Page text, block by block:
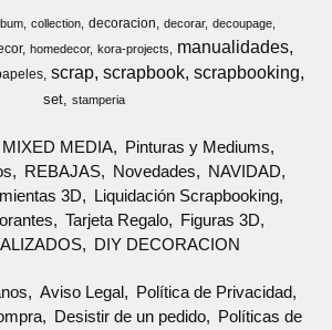
collection decoracion decorar
decoupage
homedecor kora-projects manualidades
scrap scrapbook scrapbooking
set stamperia
MIXED MEDIA
Pinturas y Mediums
REBAJAS Novedades
NAVIDAD
3D
Liquidación Scrapbooking
Tarjeta Regalo
Figuras 3D
DIY DECORACION
Aviso Legal
Política de Privacidad
Desistir de un pedido
Políticas de